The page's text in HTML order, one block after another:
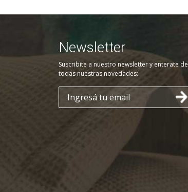
Newsletter
Suscribite a nuestro newsletter y enterate de
todas nuestras novedades: